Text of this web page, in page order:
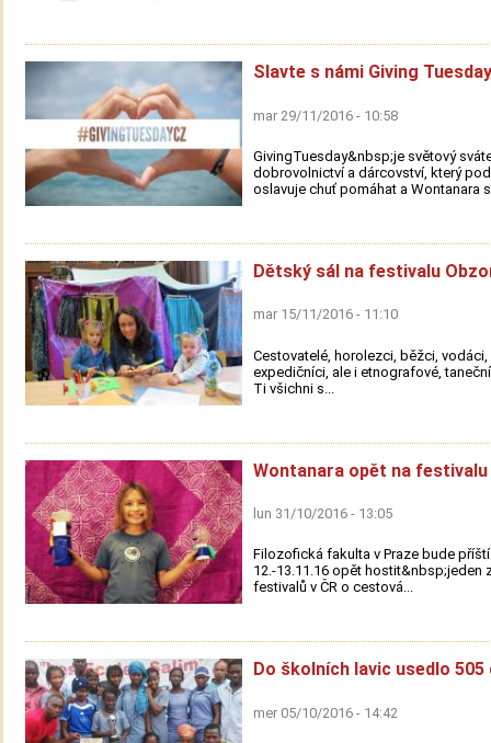
Slavte s námi Giving
mar 29/11/2016 - 10:58
GivingTuesday&nbsp;je světový
dobrovolnictví a dárcovství, který
oslavuje chuť pomáhat a Wontanara
Dětský sál na festivalu
mar 15/11/2016 - 11:10
Cestovatelé, horolezci, běžci,
expedičníci, ale i etnografové,
Ti všichni s...
Wontanara opět na
lun 31/10/2016 - 13:05
Filozofická fakulta v Praze bude
12.-13.11.16 opět hostit&nbsp;jeden
festivalů v ČR o cestová...
Do školních lavic usedlo 505
mer 05/10/2016 - 14:42